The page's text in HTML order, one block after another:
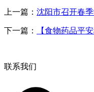
上一篇： 沈阳市召开春
下一篇： 【食物药品平
联系我们